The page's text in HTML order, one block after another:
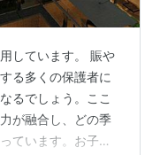
しています。 賑や
る多くの保護者に
るでしょう。ここ
が融合し、どの季
ています。お子様